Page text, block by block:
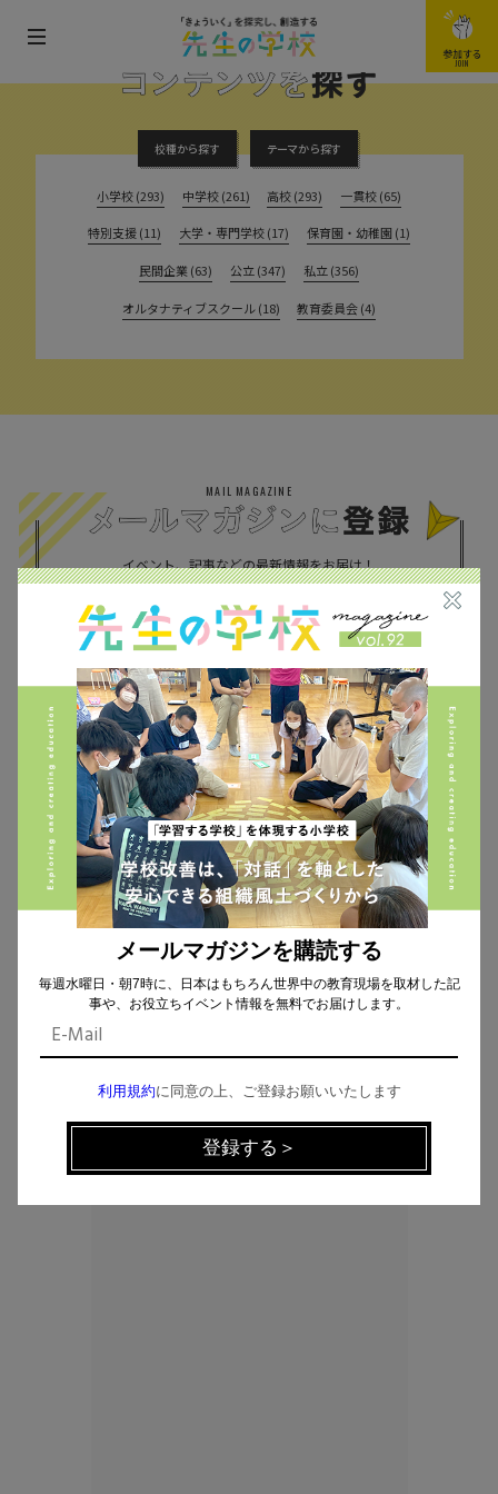
メ
ニ
参加する
JOIN
FIND THE CONTENTS
校種から探す テーマから探す
小学校 (293) 中学校 (261) 高校 (293) 一貫校 (65)
特別支援 (11) 大学・専門学校 (17) 保育園・幼稚園 (1)
民間企業 (63) 公立 (347) 私立 (356)
オルタナティブスクール (18) 教育委員会 (4)
MAIL MAGAZINE
イベント、記事などの最新情報をお届け！
個人情報の取扱 について同意します。
CHECK THE NEWS ON SNS
Facebook
メールマガジンを購読する
毎週水曜日・朝7時に、日本はもちろん世界中の教育現場を取材した記
事や、お役立ちイベント情報を無料でお届けします。
利用規約に同意の上、ご登録お願いいたします